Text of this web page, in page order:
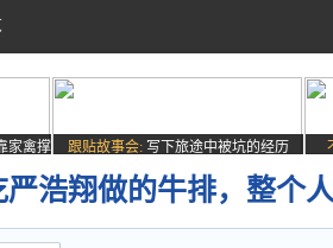
家禽撑
跟贴故事会: 写下旅途中被坑的经历
严浩翔做的牛排，整个